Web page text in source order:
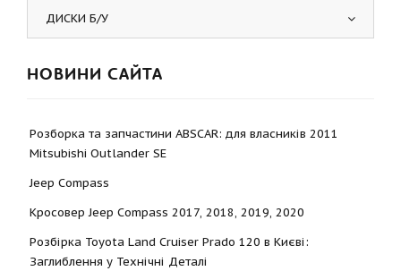
ДИСКИ Б/У
НОВИНИ САЙТА
Розборка та запчастини ABSCAR: для власників 2011
Mitsubishi Outlander SE
Jeep Compass
Кросовер Jeep Compass 2017, 2018, 2019, 2020
Розбірка Toyota Land Cruiser Prado 120 в Києві:
Заглиблення у Технічні Деталі